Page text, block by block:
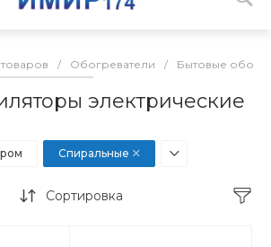
/ Обогреватели / Бытовые
электрические
Спиральные
Сортировка